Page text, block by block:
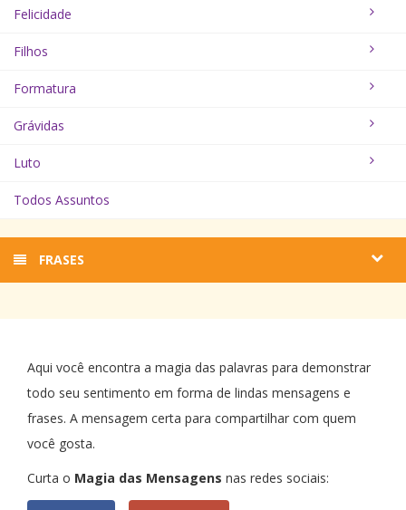
Felicidade
Filhos
Formatura
Grávidas
Luto
Todos Assuntos
FRASES
Aqui você encontra a magia das palavras para demonstrar
todo seu sentimento em forma de lindas mensagens e
frases. A mensagem certa para compartilhar com quem
você gosta.
Curta o Magia das Mensagens nas redes sociais: